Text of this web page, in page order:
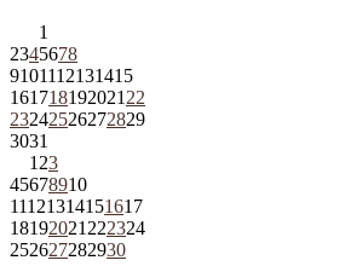
1
2345678
9101112131415
161718192021 22
23242526272829
3031
1 23
45678910
11121314151617
18192021 222324
252627282930